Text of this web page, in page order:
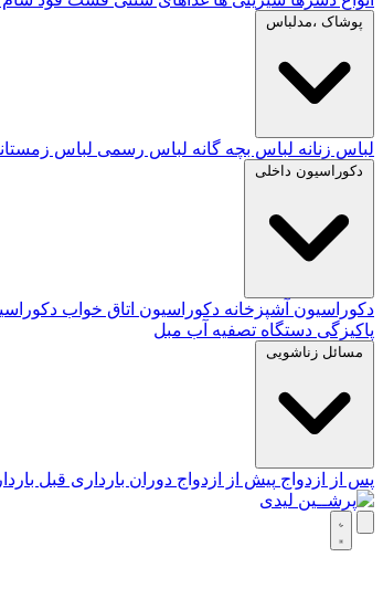
پوشاک ،مدلباس
لباس زنانه لباس بچه گانه لباس رسمی لباس
دکوراسیون داخلی
دکوراسیون آشپزخانه دکوراسیون اتاق خواب
پاکیزگی دستگاه تصفیه آب مبل
مسائل زناشویی
پس از ازدواج پیش از ازدواج دوران بارداری قبل